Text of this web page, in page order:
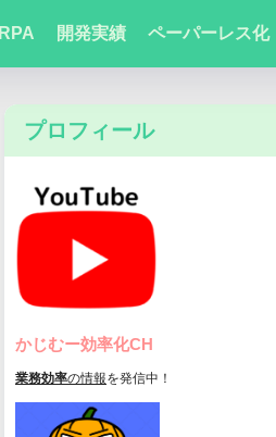
RPA 開発実績 ペーパーレス化
プロフィール
かじむー効率化CH
業務効率の情報を発信中！